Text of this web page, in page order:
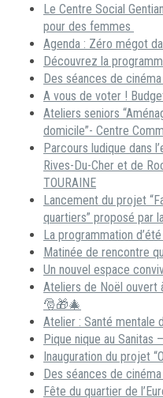
Le Centre Social
pour des femmes
Agenda : Zéro mégot
Découvrez la
Des séances de
A vous de voter !
Ateliers seniors
domicile”- Centre
Parcours ludique dans
Rives-Du-Cher et de
TOURAINE
Lancement du projet
quartiers” proposé par
La programmation
Matinée de rencontre
Un nouvel espace
Ateliers de Noël ouvert
🎅🎁🎄
Atelier : Santé mentale
Pique nique au Sanitas
Inauguration du projet
Des séances de
Fête du quartier de